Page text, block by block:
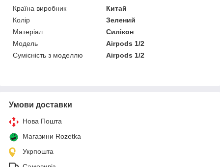
Країна виробник
Китай
Колір
Зелений
Матеріал
Силікон
Модель
Airpods 1/2
Сумісність з моделлю
Airpods 1/2
Умови доставки
Нова Пошта
Магазини Rozetka
Укрпошта